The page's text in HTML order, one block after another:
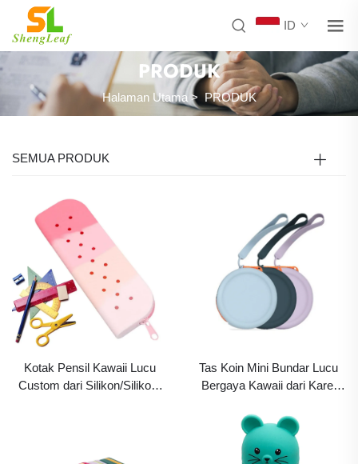
ID
PRODUK
Halaman Utama >PRODUK
SEMUA PRODUK
Kotak Pensil Kawaii Lucu
Custom dari Silikon/Silikon,
Tulis untuk Anak Laki-Laki
Tas Koin Mini Bundar Lucu
Bergaya Kawaii dari Karet
Resleting, Tas Kunci Unik
untuk Wanita & Remaja Putri
serta Hadiah untuk Anak-